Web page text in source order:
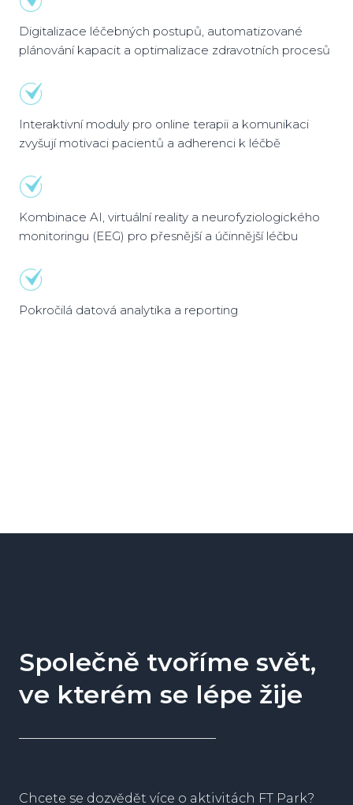
Digitalizace léčebných postupů, automatizované
plánování kapacit a optimalizace zdravotních procesů
Interaktivní moduly pro online terapii a komunikaci
zvyšují motivaci pacientů a adherenci k léčbě
Kombinace AI, virtuální reality a neurofyziologického
monitoringu (EEG) pro přesnější a účinnější léčbu
Pokročilá datová analytika a reporting
Společně tvoříme svět,
ve kterém se lépe žije
Chcete se dozvědět více o aktivitách FT Park?